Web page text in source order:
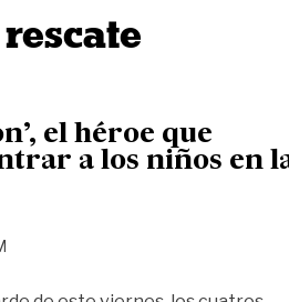
el héroe que
a los niños en